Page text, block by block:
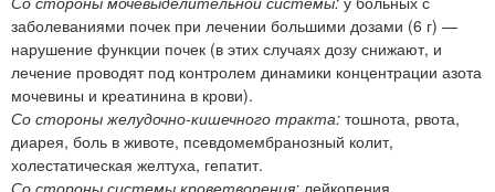
заболеваниями почек при лечении большими дозами (6 г) —
нарушение функции почек (в этих случаях дозу снижают, и
лечение проводят под контролем динамики концентрации азота
мочевины и креатинина в крови).
Со стороны желудочно-кишечного тракта: тошнота, рвота,
диарея, боль в животе, псевдомембранозный колит,
холестатическая желтуха, гепатит.
Со стороны системы кроветворения: лейкопения,